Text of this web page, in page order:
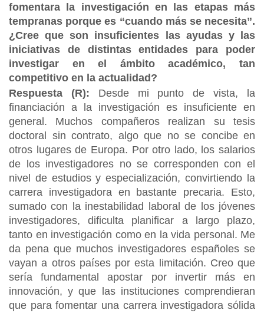
fomentara la investigación en las etapas más
tempranas porque es “cuando más se necesita”.
¿Cree que son insuficientes las ayudas y las
iniciativas de distintas entidades para poder
investigar en el ámbito académico, tan
competitivo en la actualidad?
Respuesta (R): Desde mi punto de vista, la
financiación a la investigación es insuficiente en
general. Muchos compañeros realizan su tesis
doctoral sin contrato, algo que no se concibe en
otros lugares de Europa. Por otro lado, los salarios
de los investigadores no se corresponden con el
nivel de estudios y especialización, convirtiendo la
carrera investigadora en bastante precaria. Esto,
sumado con la inestabilidad laboral de los jóvenes
investigadores, dificulta planificar a largo plazo,
tanto en investigación como en la vida personal. Me
da pena que muchos investigadores españoles se
vayan a otros países por esta limitación. Creo que
sería fundamental apostar por invertir más en
innovación, y que las instituciones comprendieran
que para fomentar una carrera investigadora sólida